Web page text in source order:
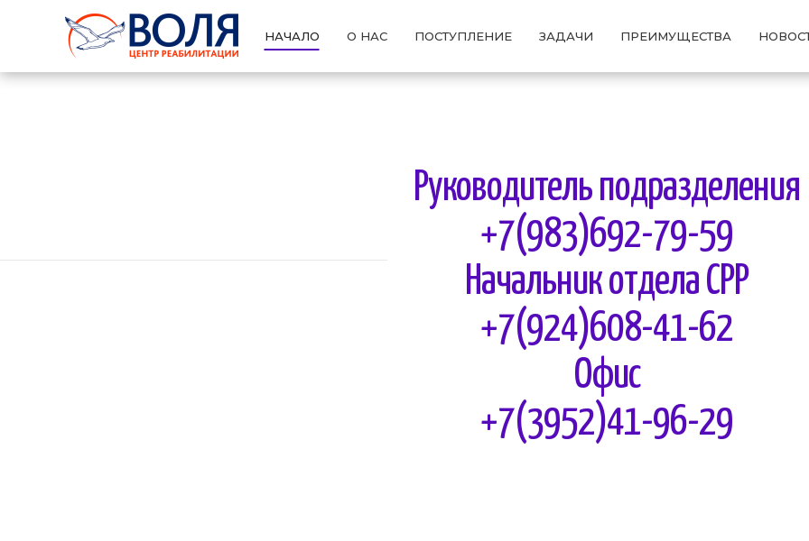
НАЧАЛО О НАС ПОСТУПЛЕНИЕ ЗАДАЧИ ПРЕИМУЩЕСТВА
Руководитель подразделения
+7(983)692-79-59
Начальник отдела СРР
+7(924)608-41-62
Офис
+7(3952)41-96-29